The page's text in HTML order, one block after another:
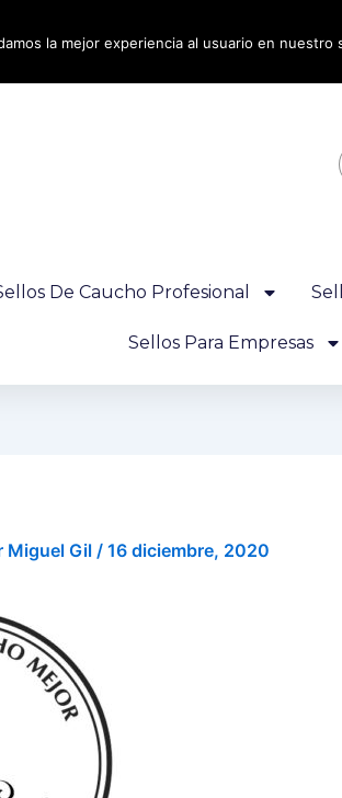
De Caucho Profesional
Sellos Para Empresas
Miguel Gil / 16 diciembre, 2020
la mejor experiencia al usuario en